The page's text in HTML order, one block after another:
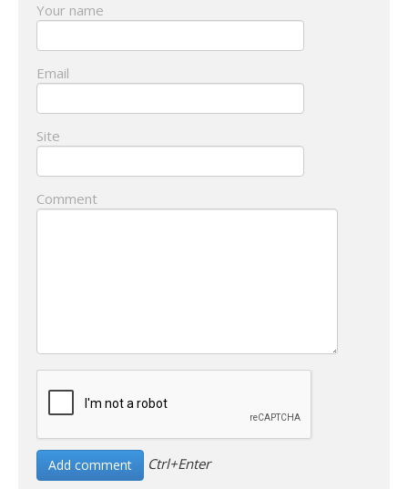
Your name
Email
Site
Comment
Ctrl+Enter